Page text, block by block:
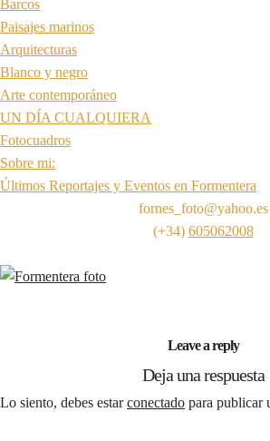
Barcos
Paisajes marinos
Arquitecturas
Blanco y negro
Arte contemporáneo
UN DÍA CUALQUIERA
Fotocuadros
Sobre mi:
Últimos Reportajes y Eventos en Formentera
fornes_foto@yahoo.es
(+34) 605062008
Leave a reply
Deja una respuesta
Lo siento, debes estarconectado para publicar